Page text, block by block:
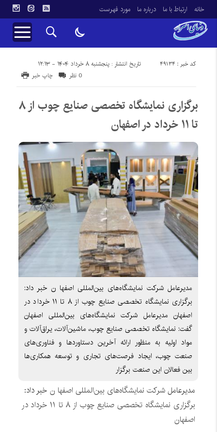
خانه ارتباط با ما درباره ما مورد فهرست
تاریخ انتشار : پنجشنبه ۸ خرداد ۱۴۰۴ - ۱۲:۱۳ کد خبر : 49134
چاپ خبر 0 نظر
برگزاری نمایشگاه تخصصی صنایع چوب از ۸
تا ۱۱ خرداد در اصفهان
مدیرعامل شرکت نمایشگاه‌های بین‌المللی اصفها ن خبر داد:
برگزاری نمایشگاه تخصصی صنایع چوب از ۸ تا ۱۱ خرداد در
اصفهان مدیرعامل شرکت نمایشگاه‌های بین‌المللی اصفهان
گفت: نمایشگاه تخصصی صنایع چوب، ماشین‌آلات، یراق‌آلات و
مواد اولیه به منظور ارائه آخرین دستاوردها و فناوری‌های
صنعت چوب، ایجاد فرصت‌های تجاری و توسعه همکاری‌ها
بین فعالان این صنعت برگزار
مدیرعاملشرکت نمایشگاه‌های بین‌المللی اصفها نخبر داد:
برگزاری نمایشگاه تخصصی صنایع چوب از ۸ تا ۱۱ خرداد در
اصفهان